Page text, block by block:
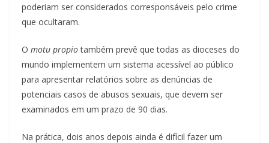
poderiam ser considerados corresponsáveis pelo crime
que ocultaram.
O motu propiotambém prevê que todas as dioceses do
mundo implementem um sistema acessível ao público
para apresentar relatórios sobre as denúncias de
potenciais casos de abusos sexuais, que devem ser
examinados em um prazo de 90 dias.
Na prática, dois anos depois ainda é difícil fazer um